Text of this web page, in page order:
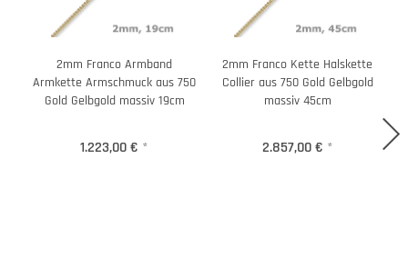
2mm Franco Armband
Armkette Armschmuck aus 750
Gold Gelbgold massiv 19cm
1.223,00 € *
2mm Franco Kette Halskette
Collier aus 750 Gold Gelbgold
massiv 45cm
2.857,00 € *